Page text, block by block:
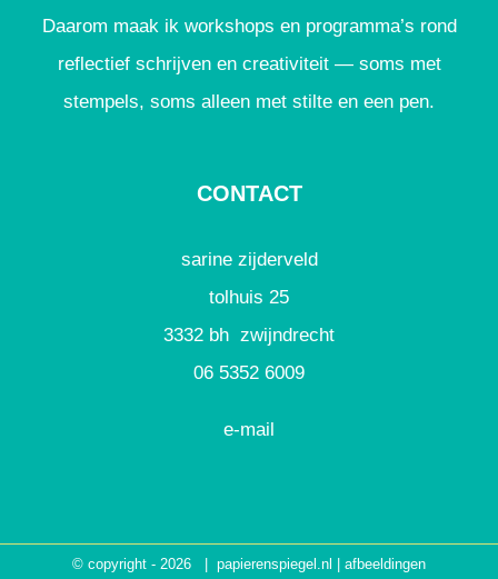
Daarom maak ik workshops en programma’s rond
reflectief schrijven en creativiteit — soms met
stempels, soms alleen met stilte en een pen.
CONTACT
sarine zijderveld
tolhuis 25
3332 bh zwijndrecht
06 5352 6009
e-mail
© copyright - 2026 | papierenspiegel.nl | afbeeldingen